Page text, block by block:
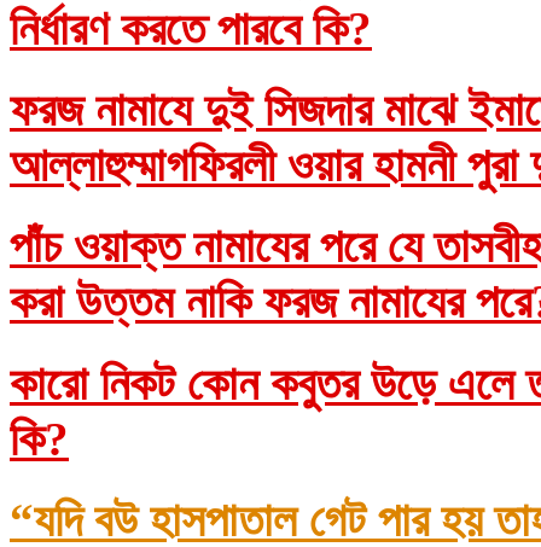
নির্ধারণ করতে পারবে কি?
ফরজ নামাযে দুই সিজদার মাঝে
আল্লাহুম্মাগফিরলী ওয়ার হামনী
পাঁচ ওয়াক্ত নামাযের পরে যে
করা উত্তম নাকি ফরজ নামাযের
কারো নিকট কোন কবুতর উড়ে এলে
কি?
“যদি বউ হাসপাতাল গেট পার হয়